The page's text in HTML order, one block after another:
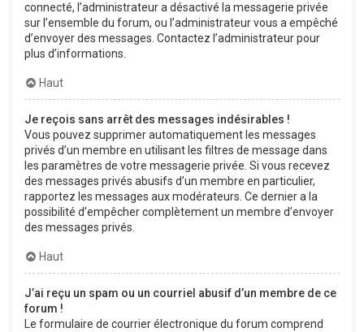
connecté, l’administrateur a désactivé la messagerie privée
sur l’ensemble du forum, ou l’administrateur vous a empêché
d’envoyer des messages. Contactez l’administrateur pour
plus d’informations.
Haut
Je reçois sans arrêt des messages indésirables !
Vous pouvez supprimer automatiquement les messages
privés d’un membre en utilisant les filtres de message dans
les paramètres de votre messagerie privée. Si vous recevez
des messages privés abusifs d’un membre en particulier,
rapportez les messages aux modérateurs. Ce dernier a la
possibilité d’empêcher complètement un membre d’envoyer
des messages privés.
Haut
J’ai reçu un spam ou un courriel abusif d’un membre de ce
forum !
Le formulaire de courrier électronique du forum comprend